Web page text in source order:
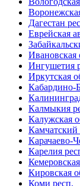
Дагестан
Еврейская
Ивановская
Ингушетия
Иркутская
Кабардино-
Калмыкия
Калужская
Камчатский
Карачаево-
Карелия
Кировская
Коми респ.